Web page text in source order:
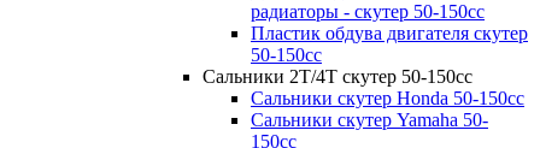
радиаторы - скутер 50-150cc
Пластик обдува двигателя скутер
50-150сс
Сальники 2Т/4Т скутер 50-150cc
Сальники скутер Honda 50-150cc
Сальники скутер Yamaha 50-
150cc